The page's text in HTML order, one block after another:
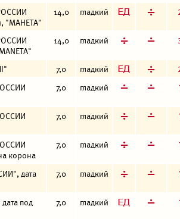
"МАНЕТА"
14,0 гладкий з д
14,0 гладкий д г
7,0 гладкий з д
7,0 гладкий г г
7,0 гладкий д г
корона
7,0 гладкий д г
дата
7,0 гладкий д г
под
7,0 гладкий з г